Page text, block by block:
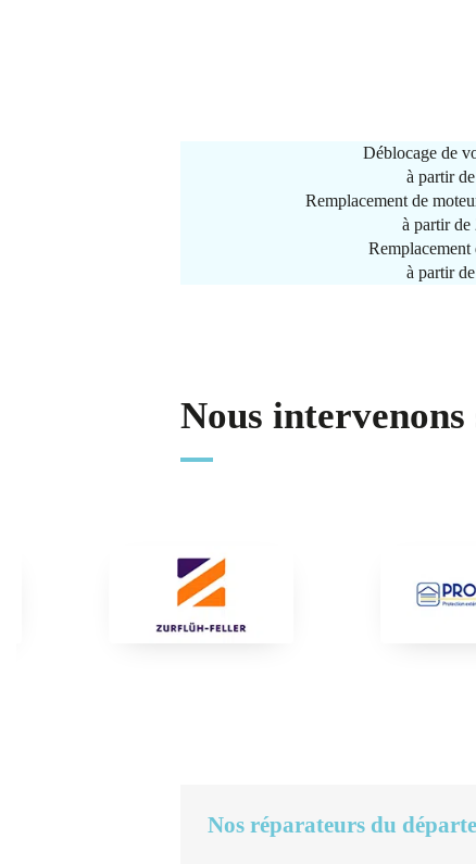
Déblocage de
à partir de
Remplacement de
à partir de
Remplacement
à partir de
Nous
Nos réparateurs du